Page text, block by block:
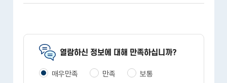
열람하신 정보에 대해 만족하십니까?
매우만족 만족 보통